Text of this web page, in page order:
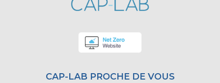
CAP-LAB PROCHE DE VOUS